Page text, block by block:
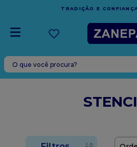
EM COMPRAS ACIMA
ESPÍRITO SANTO
O que você procura?
TERMOS MAIS BUSCADOS
leite condensado
bala